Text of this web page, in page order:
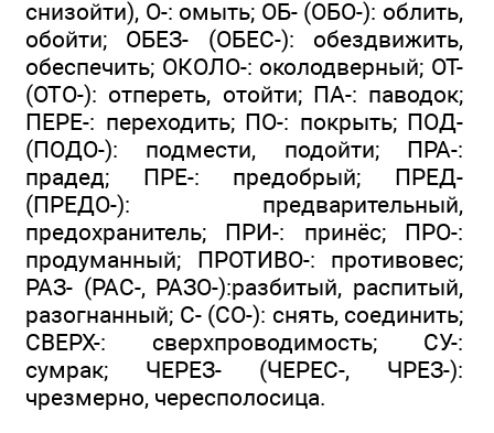
снизойти), О-: омыть; ОБ- (ОБО-): облить,
обойти; ОБЕЗ- (ОБЕС-): обездвижить,
обеспечить; ОКОЛО-: околодверный; ОТ-
(ОТО-): отпереть, отойти; ПА-: паводок;
ПЕРЕ-: переходить; ПО-: покрыть; ПОД-
(ПОДО-): подмести, подойти; ПРА-:
прадед; ПРЕ-: предобрый; ПРЕД-
(ПРЕДО-): предварительный,
предохранитель; ПРИ-: принёс; ПРО-:
продуманный; ПРОТИВО-: противовес;
РАЗ- (РАС-, РАЗО-):разбитый, распитый,
разогнанный; С- (СО-): снять, соединить;
СВЕРХ-: сверхпроводимость; СУ-:
сумрак; ЧЕРЕЗ- (ЧЕРЕС-, ЧРЕЗ-):
чрезмерно, чересполосица.